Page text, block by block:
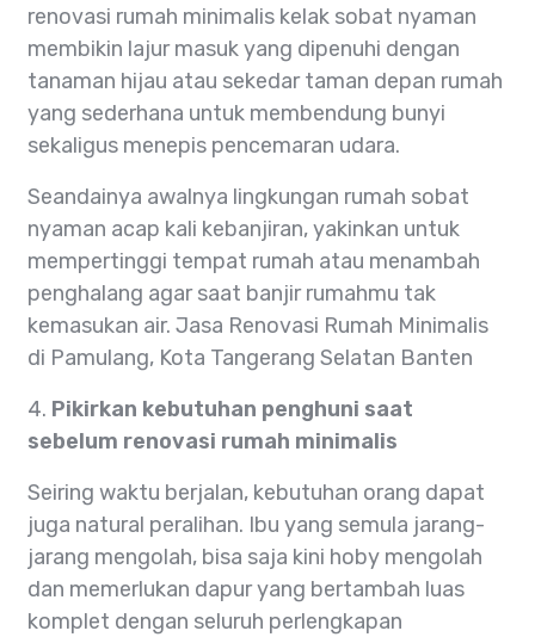
renovasi rumah minimalis kelak sobat nyaman
membikin lajur masuk yang dipenuhi dengan
tanaman hijau atau sekedar taman depan rumah
yang sederhana untuk membendung bunyi
sekaligus menepis pencemaran udara.
Seandainya awalnya lingkungan rumah sobat
nyaman acap kali kebanjiran, yakinkan untuk
mempertinggi tempat rumah atau menambah
penghalang agar saat banjir rumahmu tak
kemasukan air. Jasa Renovasi Rumah Minimalis
di Pamulang, Kota Tangerang Selatan Banten
4. Pikirkan kebutuhan penghuni saat
sebelum renovasi rumah minimalis
Seiring waktu berjalan, kebutuhan orang dapat
juga natural peralihan. Ibu yang semula jarang-
jarang mengolah, bisa saja kini hoby mengolah
dan memerlukan dapur yang bertambah luas
komplet dengan seluruh perlengkapan